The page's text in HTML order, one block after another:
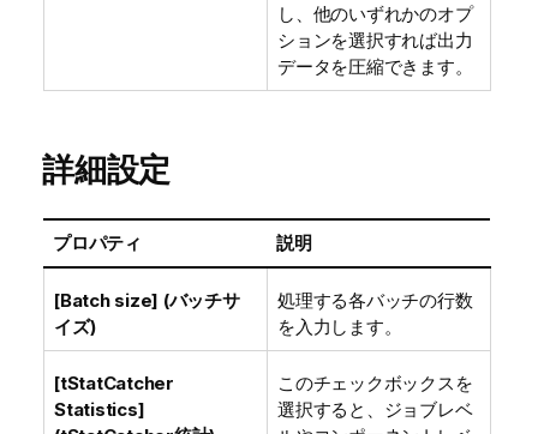
し、他のいずれかのオプ
ションを選択すれば出力
データを圧縮できます。
詳細設定
プロパティ 説明
[Batch size] (バッチサ
イズ)
処理する各バッチの行数
を入力します。
[tStatCatcher
Statistics]
このチェックボックスを
選択すると、ジョブレベ